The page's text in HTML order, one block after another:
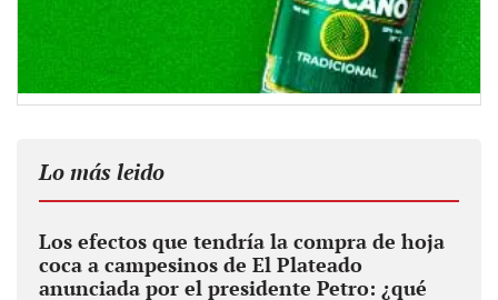
Lo más leido
Los efectos que tendría la compra de hoja
coca a campesinos de El Plateado
anunciada por el presidente Petro: ¿qué